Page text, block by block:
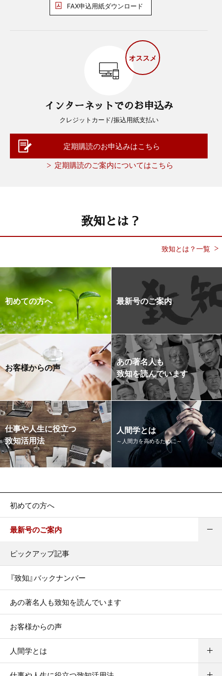
FAX申込用紙ダウンロード
オススメ
インターネットでのお申込み
クレジットカード/振込用紙支払い
定期購読のお申込みはこちら
定期購読のご案内についてはこちら
致知とは？
致知とは？一覧
初めての方へ 最新号のご案内
お客様からの声
あの著名人も
致知を読んでいます
仕事や人生に役立つ
致知活用法
人間学とは
～人間力を高めるために～
初めての方へ
最新号のご案内
ピックアップ記事
『致知』バックナンバー
あの著名人も致知を読んでいます
お客様からの声
人間学とは